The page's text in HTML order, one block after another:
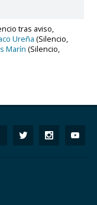
tras aviso,
Ureña (Silencio,
Marín (Silencio,